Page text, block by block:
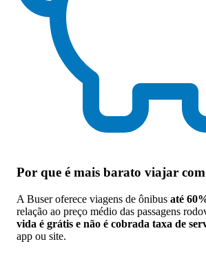
Por que é mais barato viajar
A Buser oferece viagens de ônibus até
relação ao preço médio das passagens
vida é grátis e não é cobrada taxa de
app ou site.